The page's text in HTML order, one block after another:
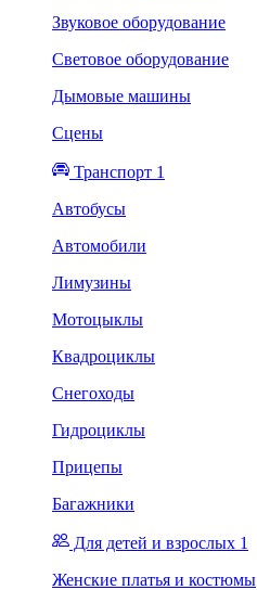
Звуковое оборудование
Световое оборудование
Дымовые машины
Сцены
Транспорт 1
Автобусы
Автомобили
Лимузины
Мотоцыклы
Квадроциклы
Снегоходы
Гидроциклы
Прицепы
Багажники
Для детей и взрослых 1
Женские платья и костюмы